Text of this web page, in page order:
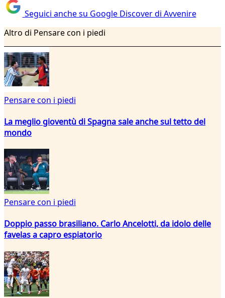
Seguici anche su Google Discover di Avvenire
Altro di Pensare con i piedi
Pensare con i piedi
La meglio gioventù di Spagna sale anche sul tetto del
mondo
Pensare con i piedi
Doppio passo brasiliano. Carlo Ancelotti, da idolo delle
favelas a capro espiatorio